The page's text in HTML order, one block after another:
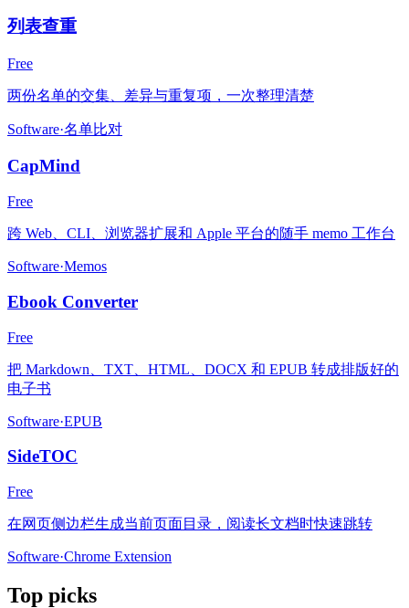
列表查重
Free
两份名单的交集、差异与重复项，一次整理清楚
Software·名单比对
CapMind
Free
跨 Web、CLI、浏览器扩展和 Apple 平台的随手 memo 工作台
Software·Memos
Ebook Converter
Free
把 Markdown、TXT、HTML、DOCX 和 EPUB 转成排版好的
电子书
Software·EPUB
SideTOC
Free
在网页侧边栏生成当前页面目录，阅读长文档时快速跳转
Software·Chrome Extension
Top picks